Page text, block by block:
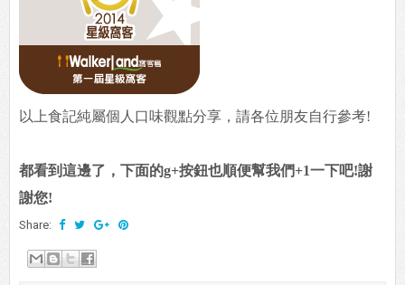
以上食記純屬個人口味觀點分享，請各位朋友自行參考!
都看到這邊了，下面的g+按鈕也順便幫我們+1一下吧!謝
謝您!
Share: